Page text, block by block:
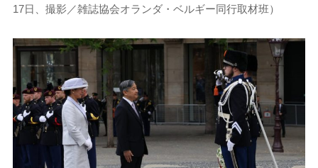
17日、撮影／雑誌協会オランダ・ベルギー同行取材班）